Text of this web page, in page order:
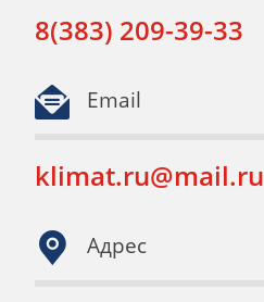
8(383) 209-39-33
Email
klimat.ru@mail.ru
Адрес